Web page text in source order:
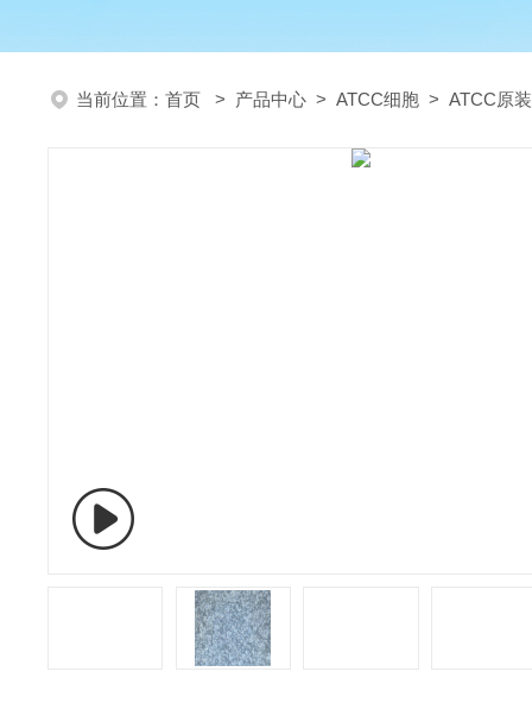
当前位置： 首页 > 产品中心 > ATCC细胞 > ATCC原